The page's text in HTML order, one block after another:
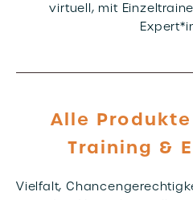
virtuell, mit
Alle
Training &
Vielfalt,